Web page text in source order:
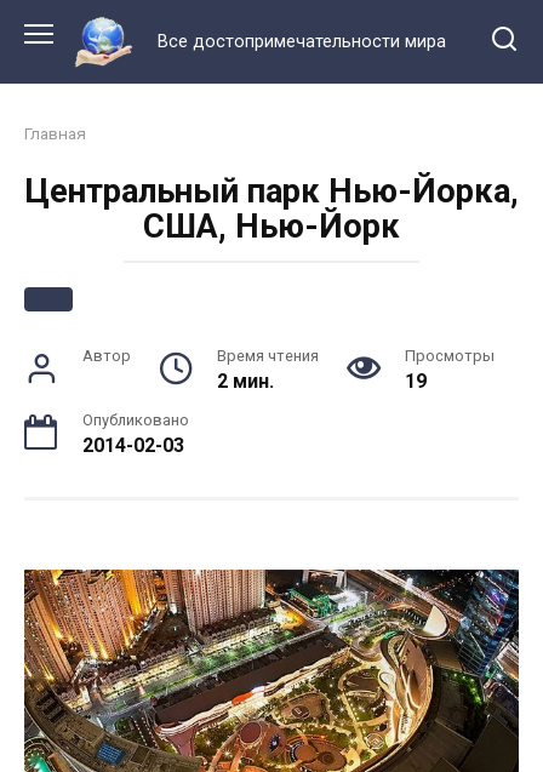
контенту
Все достопримечательности мира
Главная
Центральный парк Нью-Йорка,
США, Нью-Йорк
Автор Время чтения
2 мин.
Просмотры
19
Опубликовано
2014-02-03